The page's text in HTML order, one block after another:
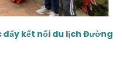
đẩy kết nối du lịch Đường